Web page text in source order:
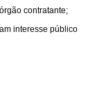
contratante;
interesse público